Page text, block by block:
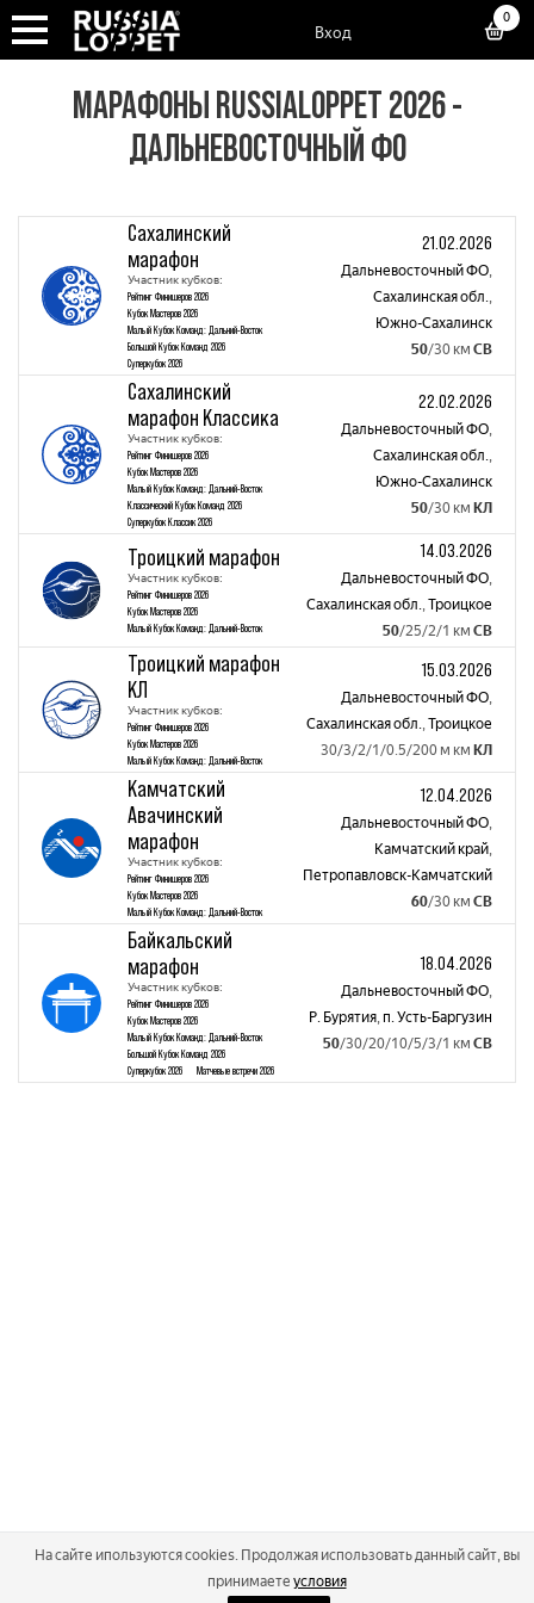
Вход
0
МАРАФОНЫ RUSSIALOPPET 2026 -
ДАЛЬНЕВОСТОЧНЫЙ ФО
Сахалинский
марафон
Участник кубков:
Рейтинг Финишеров 2026
Кубок Мастеров 2026
Малый Кубок Команд: Дальний-Восток
Большой Кубок Команд 2026
Суперкубок 2026
21.02.2026
Дальневосточный ФО,
Сахалинская обл.,
Южно-Сахалинск
50/30 км СВ
Сахалинский
марафон Классика
Участник кубков:
Рейтинг Финишеров 2026
Кубок Мастеров 2026
Малый Кубок Команд: Дальний-Восток
Классический Кубок Команд 2026
Суперкубок Классик 2026
22.02.2026
Дальневосточный ФО,
Сахалинская обл.,
Южно-Сахалинск
50/30 км КЛ
Троицкий марафон
Участник кубков:
Рейтинг Финишеров 2026
Кубок Мастеров 2026
Малый Кубок Команд: Дальний-Восток
14.03.2026
Дальневосточный ФО,
Сахалинская обл.,Троицкое
50/25/2/1 км СВ
Троицкий марафон
КЛ
Участник кубков:
Рейтинг Финишеров 2026
Кубок Мастеров 2026
Малый Кубок Команд: Дальний-Восток
15.03.2026
Дальневосточный ФО,
Сахалинская обл.,Троицкое
30/3/2/1/0.5/200 м км КЛ
Камчатский
Авачинский
марафон
Участник кубков:
Рейтинг Финишеров 2026
Кубок Мастеров 2026
Малый Кубок Команд: Дальний-Восток
12.04.2026
Дальневосточный ФО,
Камчатский край,
Петропавловск-Камчатский
60/30 км СВ
Байкальский
марафон
Участник кубков:
Рейтинг Финишеров 2026
Кубок Мастеров 2026
Малый Кубок Команд: Дальний-Восток
Большой Кубок Команд 2026
Суперкубок 2026
Матчевые встречи 2026
18.04.2026
Дальневосточный ФО,
Р. Бурятия, п. Усть-Баргузин
50/30/20/10/5/3/1 км СВ
На сайте ипользуются cookies. Продолжая использовать данный сайт, вы
принимаете условия